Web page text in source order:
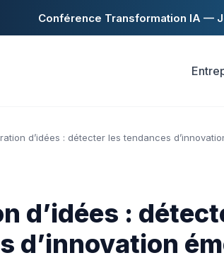
Conférence Transformation IA —
d’idées : détecter les tendances
d’idées :
d’innovation